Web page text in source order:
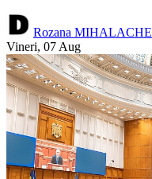
Rozana MIHALACHE
Vineri, 07 Aug